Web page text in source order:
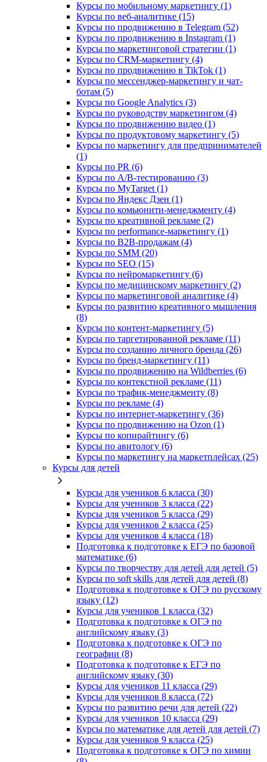
Курсы по мобильному маркетингу (1)
Курсы по веб-аналитике (15)
Курсы по продвижению в Telegram (52)
Курсы по продвижению в Instagram (1)
Курсы по маркетинговой стратегии (1)
Курсы по CRM-маркетингу (4)
Курсы по продвижению в TikTok (1)
Курсы по мессенджер-маркетингу и чат-
ботам (5)
Курсы по Google Analytics (3)
Курсы по руководству маркетингом (4)
Курсы по продвижению видео (1)
Курсы по продуктовому маркетингу (5)
Курсы по маркетингу для предпринимателей
(1)
Курсы по PR (6)
Курсы по A/B-тестированию (3)
Курсы по MyTarget (1)
Курсы по Яндекс Дзен (1)
Курсы по комьюнити-менеджменту (4)
Курсы по креативной рекламе (2)
Курсы по performance-маркетингу (1)
Курсы по B2B-продажам (4)
Курсы по SMM (20)
Курсы по SEO (15)
Курсы по нейромаркетингу (6)
Курсы по медицинскому маркетингу (2)
Курсы по маркетинговой аналитике (4)
Курсы по развитию креативного мышления
(8)
Курсы по контент-маркетингу (5)
Курсы по таргетированной рекламе (11)
Курсы по созданию личного бренда (26)
Курсы по бренд-маркетингу (11)
Курсы по продвижению на Wildberries (6)
Курсы по контекстной рекламе (11)
Курсы по трафик-менеджменту (8)
Курсы по рекламе (4)
Курсы по интернет-маркетингу (36)
Курсы по продвижению на Ozon (1)
Курсы по копирайтингу (6)
Курсы по авитологу (6)
Курсы по маркетингу на маркетплейсах (25)
Курсы для детей
Курсы для учеников 6 класса (30)
Курсы для учеников 3 класса (22)
Курсы для учеников 5 класса (29)
Курсы для учеников 2 класса (25)
Курсы для учеников 4 класса (18)
Подготовка к подготовке к ЕГЭ по базовой
математике (6)
Курсы по творчеству для детей для детей (5)
Курсы по soft skills для детей для детей (8)
Подготовка к подготовке к ОГЭ по русскому
языку (12)
Курсы для учеников 1 класса (32)
Подготовка к подготовке к ОГЭ по
английскому языку (3)
Подготовка к подготовке к ОГЭ по
географии (8)
Подготовка к подготовке к ЕГЭ по
английскому языку (30)
Курсы для учеников 11 класса (29)
Курсы для учеников 8 класса (72)
Курсы по развитию речи для детей (22)
Курсы для учеников 10 класса (29)
Курсы по математике для детей для детей (7)
Курсы для учеников 9 класса (25)
Подготовка к подготовке к ОГЭ по химии